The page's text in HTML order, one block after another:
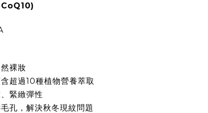
裸妝
超過10種植物營養萃取
緊緻彈性
孔，解決秋冬現紋問題